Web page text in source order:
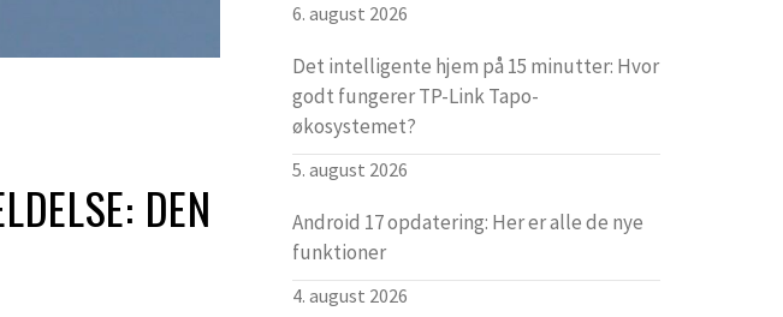
DEN
6. august 2026
Det intelligente hjem på 15 minutter: Hvor
godt fungerer TP-Link Tapo-
økosystemet?
5. august 2026
Android 17 opdatering: Her er alle de nye
funktioner
4. august 2026